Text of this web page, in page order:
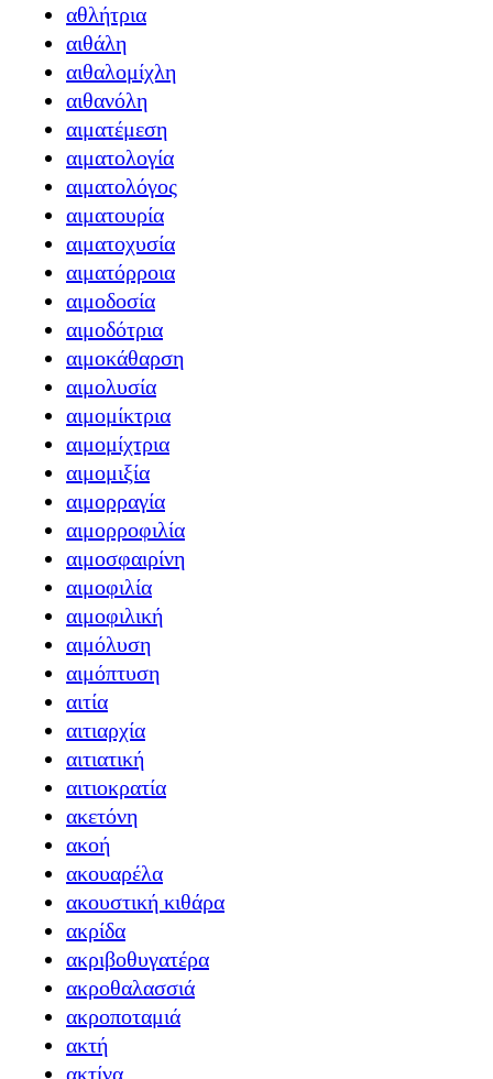
αθλήτρια
αιθάλη
αιθαλομίχλη
αιθανόλη
αιματέμεση
αιματολογία
αιματολόγος
αιματουρία
αιματοχυσία
αιματόρροια
αιμοδοσία
αιμοδότρια
αιμοκάθαρση
αιμολυσία
αιμομίκτρια
αιμομίχτρια
αιμομιξία
αιμορραγία
αιμορροφιλία
αιμοσφαιρίνη
αιμοφιλία
αιμοφιλική
αιμόλυση
αιμόπτυση
αιτία
αιτιαρχία
αιτιατική
αιτιοκρατία
ακετόνη
ακοή
ακουαρέλα
ακουστική κιθάρα
ακρίδα
ακριβοθυγατέρα
ακροθαλασσιά
ακροποταμιά
ακτή
ακτίνα